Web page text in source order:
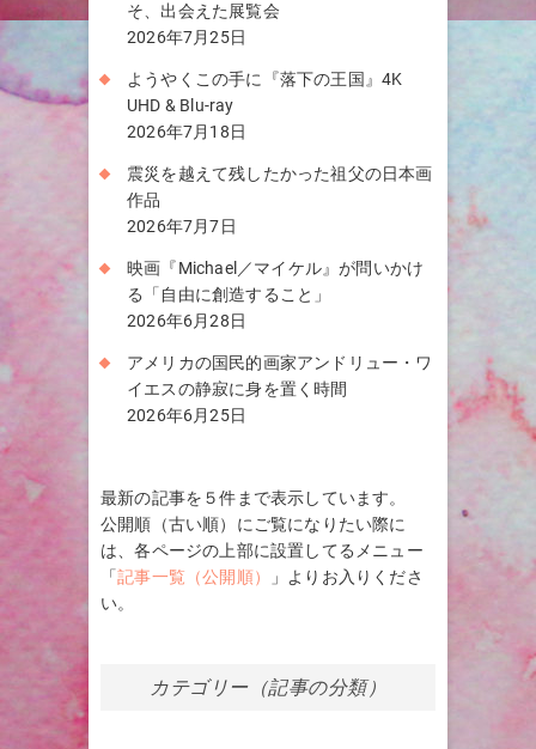
そ、出会えた展覧会
2026年7月25日
ようやくこの手に『落下の王国』4K
UHD & Blu-ray
2026年7月18日
震災を越えて残したかった祖父の日本画
作品
2026年7月7日
映画『Michael／マイケル』が問いかけ
る「自由に創造すること」
2026年6月28日
アメリカの国民的画家アンドリュー・ワ
イエスの静寂に身を置く時間
2026年6月25日
最新の記事を５件まで表示しています。
公開順（古い順）にご覧になりたい際に
は、各ページの上部に設置してるメニュー
「記事一覧（公開順）
」よりお入りくださ
い。
カテゴリー（記事の分類）